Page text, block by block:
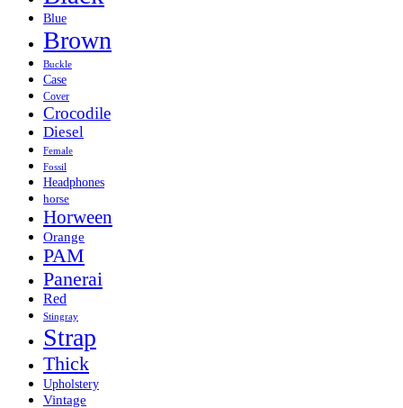
Blue
Brown
Buckle
Case
Cover
Crocodile
Diesel
Female
Fossil
Headphones
horse
Horween
Orange
PAM
Panerai
Red
Stingray
Strap
Thick
Upholstery
Vintage